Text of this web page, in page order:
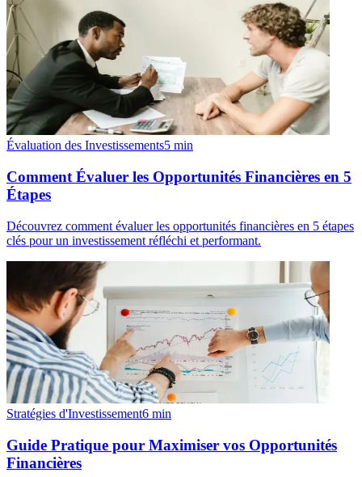
Évaluation des Investissements5 min
Comment Évaluer les Opportunités Financières en 5
Étapes
Découvrez comment évaluer les opportunités financières en 5 étapes
clés pour un investissement réfléchi et performant.
Stratégies d'Investissement6 min
Guide Pratique pour Maximiser vos Opportunités
Financières